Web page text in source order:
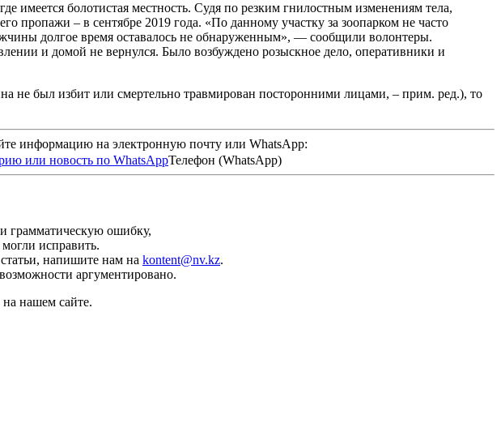
болотистая местность. Судя по резким гнилостным изменениям тела,
пропажи – в сентябре 2019 года. «По данному участку за зоопарком не часто
долгое время оставалось не обнаруженным», — сообщили волонтеры.
и домой не вернулся. Было возбуждено розыскное дело, оперативники и
не был избит или смертельно травмирован посторонними лицами, – прим. ред.), то
информацию на электронную почту или WhatsApp:
Телефон (WhatsApp)
грамматическую ошибку,
исправить.
напишите нам на kontent@nv.kz.
аргументировано.
нашем сайте.